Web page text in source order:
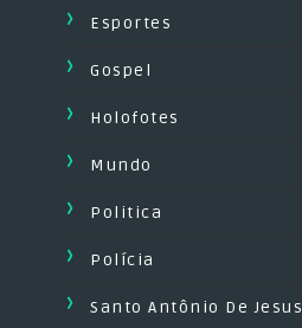
Esportes
Gospel
Holofotes
Mundo
Politica
Polícia
Santo Antônio De Jesus